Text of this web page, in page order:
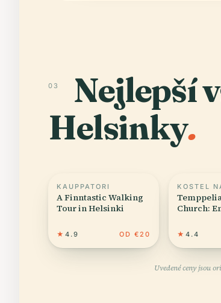
03
Nejlepší
Helsinky.
KAUPPATORI
A Finntastic Walking
Tour in Helsinki
★ 4.9 OD €20
Church:
★ 4.4
Uvedené ceny jsou